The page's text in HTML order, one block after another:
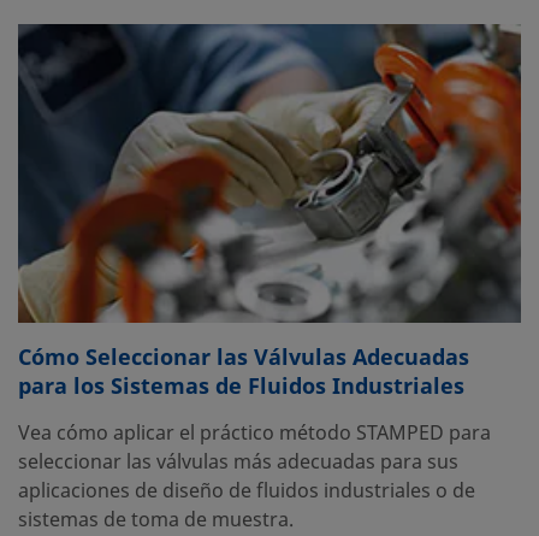
Cómo Seleccionar las Válvulas Adecuadas
para los Sistemas de Fluidos Industriales
Vea cómo aplicar el práctico método STAMPED para
seleccionar las válvulas más adecuadas para sus
aplicaciones de diseño de fluidos industriales o de
sistemas de toma de muestra.